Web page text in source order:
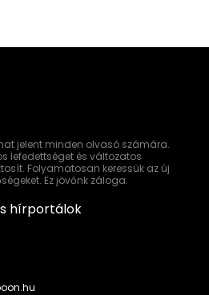
jelent minden olvasó számára.
lefedettséget és változatos
Folyamatosan keressük az új
Ez jövőnk záloga.
hírportálok